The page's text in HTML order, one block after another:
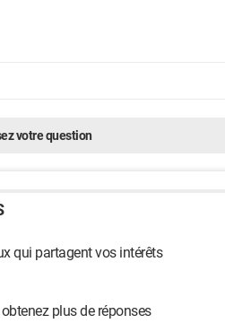
votre question
qui partagent vos intérêts
plus de réponses